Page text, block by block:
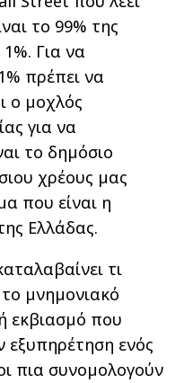
το 99% της
Για να
πρέπει να
ο μοχλός
για να
το δημόσιο
χρέους μας
που είναι η
Ελλάδας.
τι
μνημονιακό
εκβιασμό που
εξυπηρέτηση ενός
πια συνομολογούν